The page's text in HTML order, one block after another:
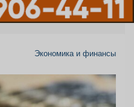
Экономика и финансы